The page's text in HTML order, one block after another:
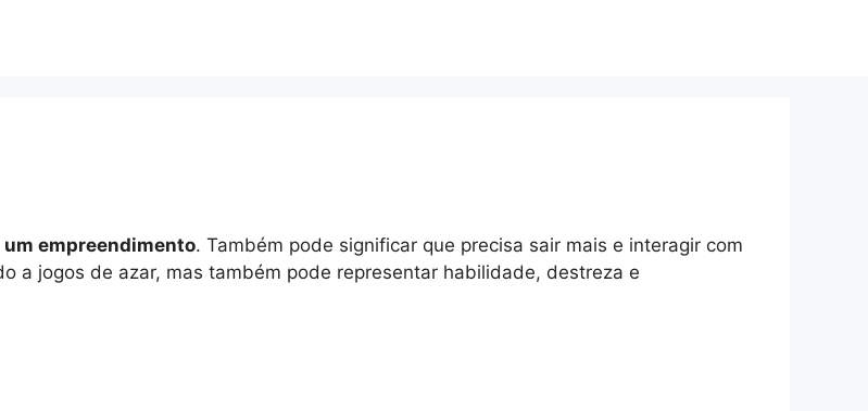
empreendimento. Também pode significar que precisa sair mais e interagir com
a jogos de azar, mas também pode representar habilidade, destreza e